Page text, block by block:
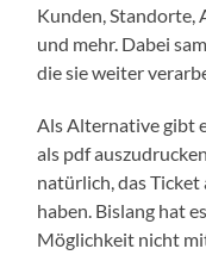
Kunden, Standorte,
und mehr. Dabei
die sie weiter
Als Alternative gibt
als pdf
natürlich, das Ticket
haben. Bislang hat
Möglichkeit nicht